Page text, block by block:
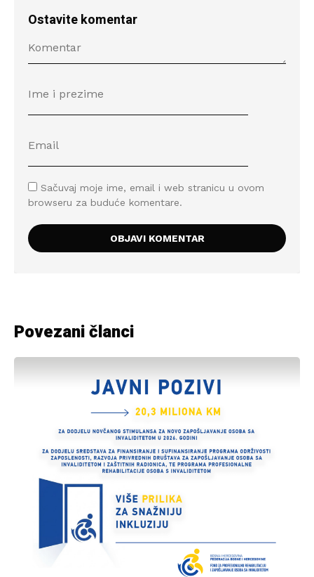
Ostavite komentar
Sačuvaj moje ime, email i web stranicu u ovom
browseru za buduće komentare.
Povezani članci